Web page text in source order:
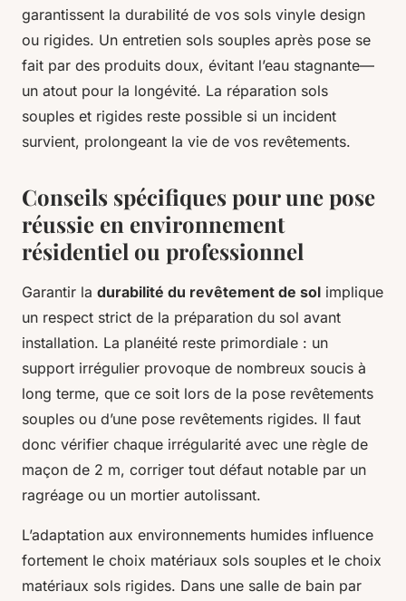
garantissent la durabilité de vos sols vinyle design
ou rigides. Un entretien sols souples après pose se
fait par des produits doux, évitant l’eau stagnante—
un atout pour la longévité. La réparation sols
souples et rigides reste possible si un incident
survient, prolongeant la vie de vos revêtements.
Conseils spécifiques pour une pose
réussie en environnement
résidentiel ou professionnel
Garantir la durabilité du revêtement de sol implique
un respect strict de la préparation du sol avant
installation. La planéité reste primordiale : un
support irrégulier provoque de nombreux soucis à
long terme, que ce soit lors de la pose revêtements
souples ou d’une pose revêtements rigides. Il faut
donc vérifier chaque irrégularité avec une règle de
maçon de 2 m, corriger tout défaut notable par un
ragréage ou un mortier autolissant.
L’adaptation aux environnements humides influence
fortement le choix matériaux sols souples et le choix
matériaux sols rigides. Dans une salle de bain par